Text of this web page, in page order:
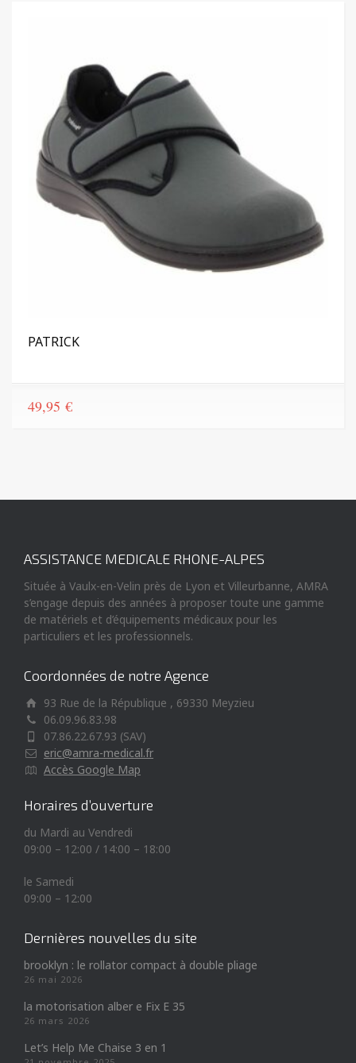
PATRICK
49,95 €
ASSISTANCE MEDICALE RHONE-ALPES
Située à Vaulx-en-Velin près de Lyon et Villeurbanne, AMRA
s’engage depuis des années à proposer toute une gamme
de matériels et d’équipements médicaux pour les
particuliers et les professionnels.
Coordonnées de notre Agence
93 Rue de la République , 69330 Meyzieu
06.09.96.83.98
07.86.22.67.93 (SAV)
eric@amra-medical.fr
Accès Google Map
Horaires d’ouverture
du Mardi au Vendredi
09:00 – 12:00 / 14:00 – 18:00
le Samedi
09:00 – 12:00
Dernières nouvelles du site
brooklyn : le rollator compact à double pliage
26 mai 2026
la motorisation alber e Fix E 35
26 mars 2026
Let’s Help Me Chaise 3 en 1